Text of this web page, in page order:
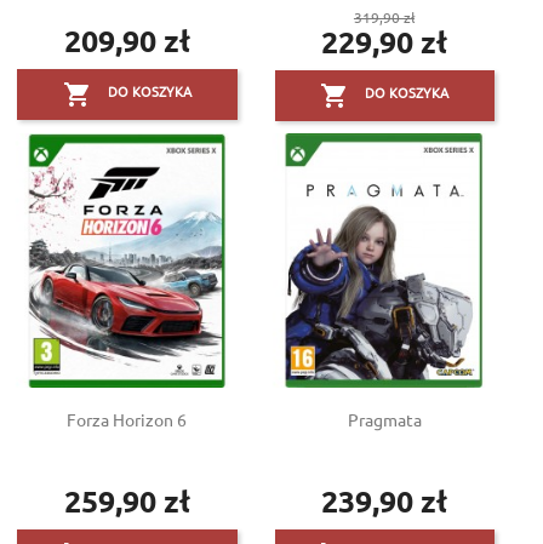
Cena
209,90 zł
 DO KOSZYKA
Cena
podstawowa
319,90 zł
Cena
229,90 zł
 DO KOSZYKA
Forza Horizon 6
Cena
259,90 zł
Pragmata
Cena
239,90 zł